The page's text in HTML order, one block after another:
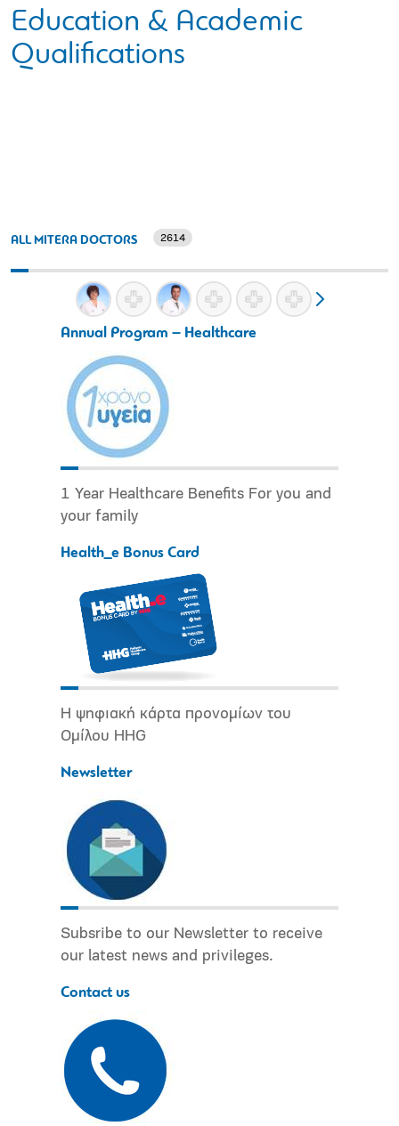
Education & Academic
Qualifications
ALL MITERA DOCTORS 2614
Annual Program – Healthcare
1 Year Healthcare Benefits For you and
your family
Health_e Bonus Card
Η ψηφιακή κάρτα προνομίων του
Ομίλου HHG
Newsletter
Subsribe to our Newsletter to receive
our latest news and privileges.
Contact us